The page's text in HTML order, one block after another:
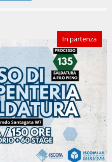
In partenza